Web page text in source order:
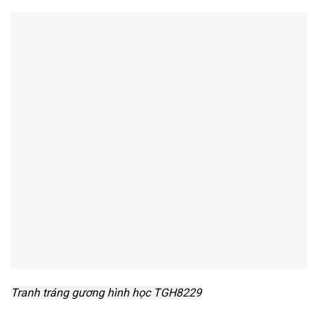
Tranh tráng gương hình học TGH8229